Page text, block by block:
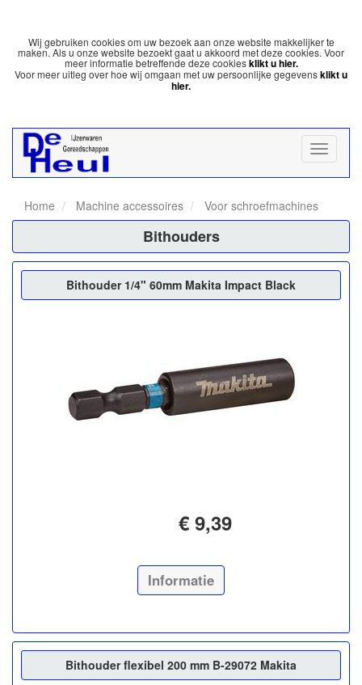
Wij gebruiken cookies om uw bezoek aan onze website makkelijker te
maken. Als u onze website bezoekt gaat u akkoord met deze cookies. Voor
meer informatie betreffende deze cookiesklikt u hier.
Voor meer uitleg over hoe wij omgaan met uw persoonlijke gegevensklikt u
hier.
Home Machine accessoires Voor schroefmachines
Bithouders
Bithouder 1/4" 60mm Makita Impact Black
€ 9,39
Informatie
Bithouder flexibel 200 mm B-29072 Makita